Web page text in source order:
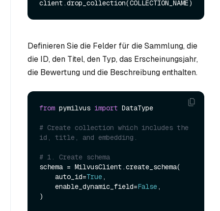
Definieren Sie die Felder für die Sammlung, die
die ID, den Titel, den Typ, das Erscheinungsjahr,
die Bewertung und die Beschreibung enthalten.
from pymilvus import DataType
# Create collection which includes the
id, title, and embedding.
# 1. Create schema
schema = MilvusClient.create_schema(
    auto_id=
True,
    enable_dynamic_field=
False,
)